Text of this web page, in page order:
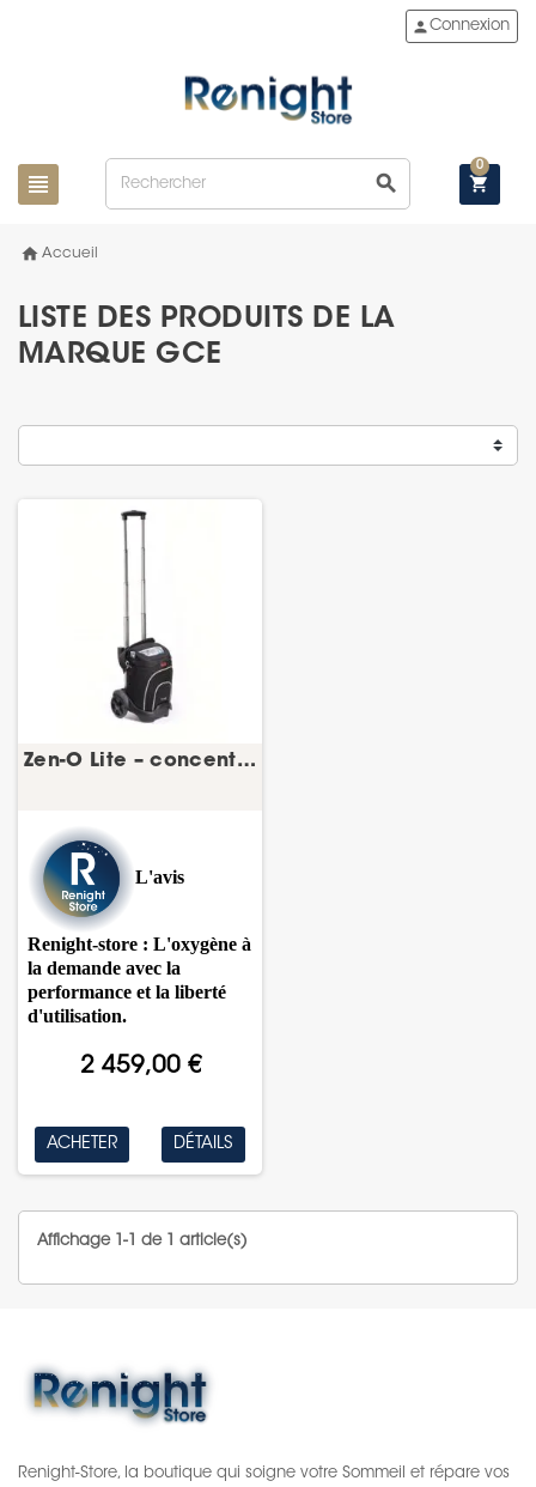
view_headline search
personConnexion
shopping_cart
0
home Accueil
LISTE DES PRODUITS DE LA
MARQUE GCE
Zen-O Lite – concentrateur d’oxygène portable –...
2 459,00 €
L'avis
Renight-store : L'oxygène à
la demande avec la
performance et la liberté
d'utilisation.
ACHETER DÉTAILS
Affichage 1-1 de 1 article(s)
Renight-Store, la boutique qui soigne votre Sommeil et répare vos